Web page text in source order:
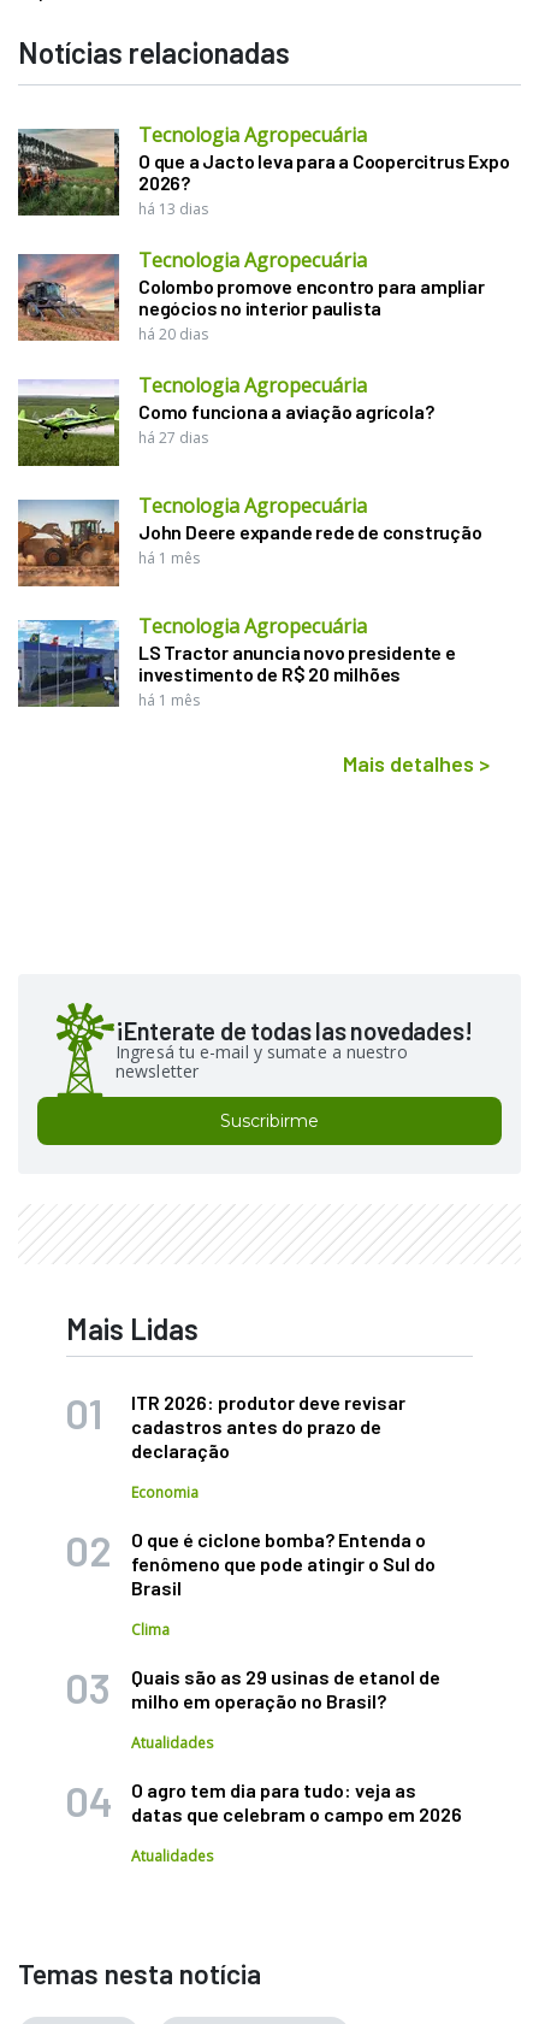
Notícias relacionadas
Tecnologia Agropecuária
O que a Jacto leva para a Coopercitrus Expo
2026?
há 13 dias
Tecnologia Agropecuária
Colombo promove encontro para ampliar
negócios no interior paulista
há 20 dias
Tecnologia Agropecuária
Como funciona a aviação agrícola?
há 27 dias
Tecnologia Agropecuária
John Deere expande rede de construção
há 1 mês
Tecnologia Agropecuária
LS Tractor anuncia novo presidente e
investimento de R$ 20 milhões
há 1 mês
Mais detalhes >
¡Enterate de todas las novedades!
Ingresá tu e-mail y sumate a nuestro
newsletter
Suscribirme
Mais Lidas
ITR 2026: produtor deve revisar
cadastros antes do prazo de
declaração
Economia
O que é ciclone bomba? Entenda o
fenômeno que pode atingir o Sul do
Brasil
Clima
Quais são as 29 usinas de etanol de
milho em operação no Brasil?
Atualidades
O agro tem dia para tudo: veja as
datas que celebram o campo em 2026
Atualidades
Temas nesta notícia